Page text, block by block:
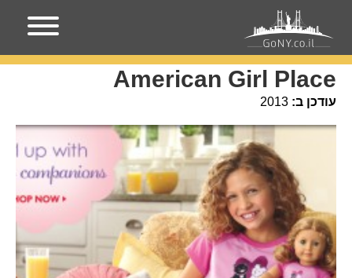
עמוד הבית מקומות בניו-יורק
American Girl Place
עודכן ב: 2013